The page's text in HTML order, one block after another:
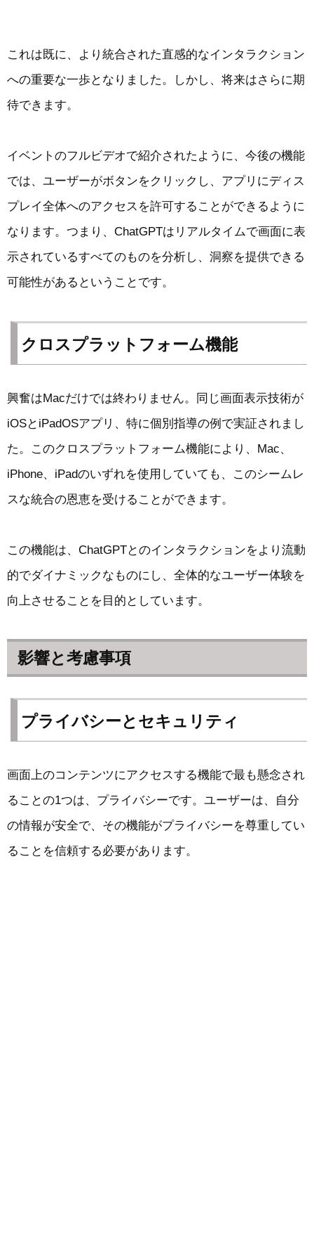
これは既に、より統合された直感的なインタラクション
への重要な一歩となりました。しかし、将来はさらに期
待できます。
イベントのフルビデオで紹介されたように、今後の機能
では、ユーザーがボタンをクリックし、アプリにディス
プレイ全体へのアクセスを許可することができるように
なります。つまり、ChatGPTはリアルタイムで画面に表
示されているすべてのものを分析し、洞察を提供できる
可能性があるということです。
クロスプラットフォーム機能
興奮はMacだけでは終わりません。同じ画面表示技術が
iOSとiPadOSアプリ、特に個別指導の例で実証されまし
た。このクロスプラットフォーム機能により、Mac、
iPhone、iPadのいずれを使用していても、このシームレ
スな統合の恩恵を受けることができます。
この機能は、ChatGPTとのインタラクションをより流動
的でダイナミックなものにし、全体的なユーザー体験を
向上させることを目的としています。
影響と考慮事項
プライバシーとセキュリティ
画面上のコンテンツにアクセスする機能で最も懸念され
ることの1つは、プライバシーです。ユーザーは、自分
の情報が安全で、その機能がプライバシーを尊重してい
ることを信頼する必要があります。